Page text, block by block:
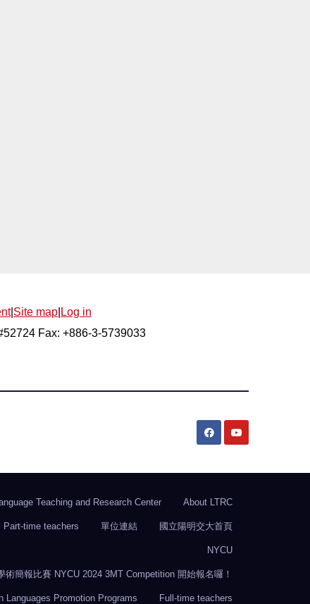
| Site map Log in
Fax: +886-3-5739033
Teaching and Research Center About LTRC
Part-time teachers 單位連結 國立陽明交大首頁
NYCU
術簡報比賽 NYCU 2024 3MT Competition 開始報名囉！
Languages Promotion Programs Full-time teachers